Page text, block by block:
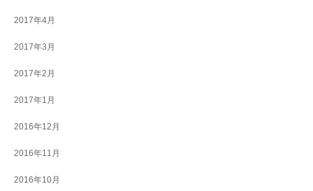
2017年4月
2017年3月
2017年2月
2017年1月
2016年12月
2016年11月
2016年10月